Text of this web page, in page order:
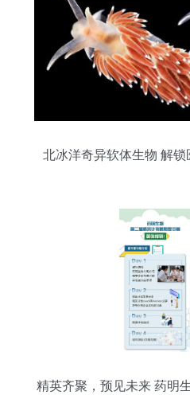
北冰洋奇异软体生物 解
精英齐聚，预见未来 药明